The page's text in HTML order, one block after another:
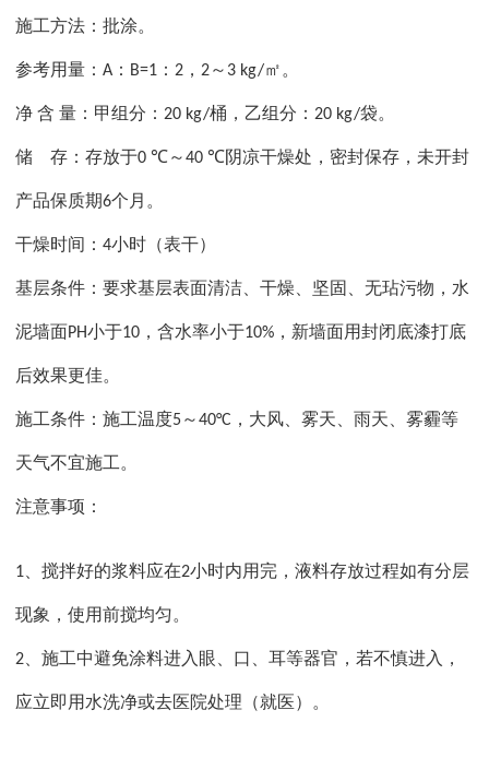
施工方法：批涂。
参考用量： A ： B=1 ： 2 ， 2～ 3 kg/㎡。
净 含 量：甲组分： 20 kg/桶，乙组分： 20 kg/袋。
储 存：存放于0 ℃～40 ℃阴凉干燥处，密封保存，未开封
产品保质期6个月。
干燥时间： 4小时（表干）
基层条件：要求基层表面清洁、干燥、坚固、无玷污物，水
泥墙面PH小于10 ，含水率小于10% ，新墙面用封闭底漆打底
后效果更佳。
施工条件：施工温度5～40°C ，大风、雾天、雨天、雾霾等
天气不宜施工。
注意事项：
1 、搅拌好的浆料应在2小时内用完，液料存放过程如有分层
现象，使用前搅均匀。
2 、施工中避免涂料进入眼、口、耳等器官，若不慎进入，
应立即用水洗净或去医院处理（就医）。